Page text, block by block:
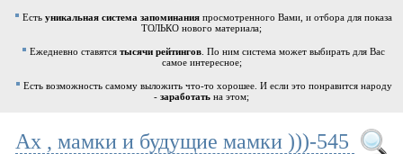
Есть уникальная система запоминания просмотренного Вами, и отбора для показа
ТОЛЬКО нового материала;
Ежедневно ставятся тысячи рейтингов . По ним система может выбирать для Вас
самое интересное;
Есть возможность самому выложить что-то хорошее. И если это понравится народу
- заработать на этом;
Ах , мамки и будущие мамки )))-545